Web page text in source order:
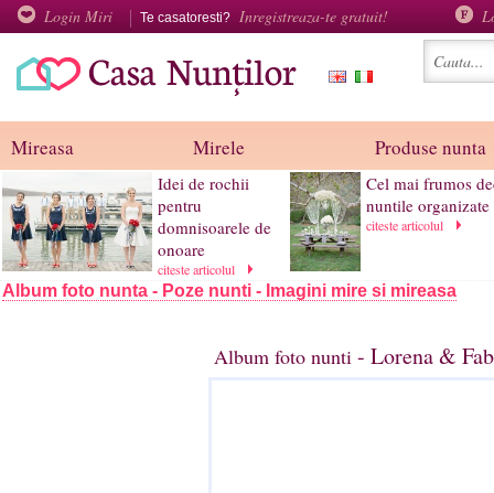
Login Miri Te casatoresti? Inregistreaza-te gratuit!
Mireasa Mirele Produse nunta
Idei de rochii
pentru
domnisoarele de
onoare
citeste articolul
Cel mai frumos
nuntile organizate
citeste articolul
Album foto nunta - Poze nunti - Imagini mire si mireasa
Album foto nunti - Lorena &